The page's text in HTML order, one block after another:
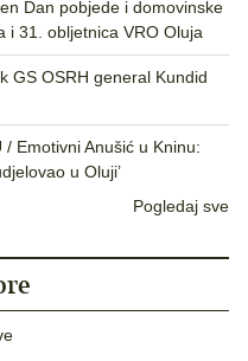
Dan pobjede i domovinske
i 31. obljetnica VRO Oluja
GS OSRH general Kundid
Emotivni Anušić u Kninu:
u Oluji’
Pogledaj sve